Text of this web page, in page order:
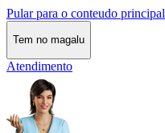
Pular para o conteudo principal
Tem no magalu
Atendimento